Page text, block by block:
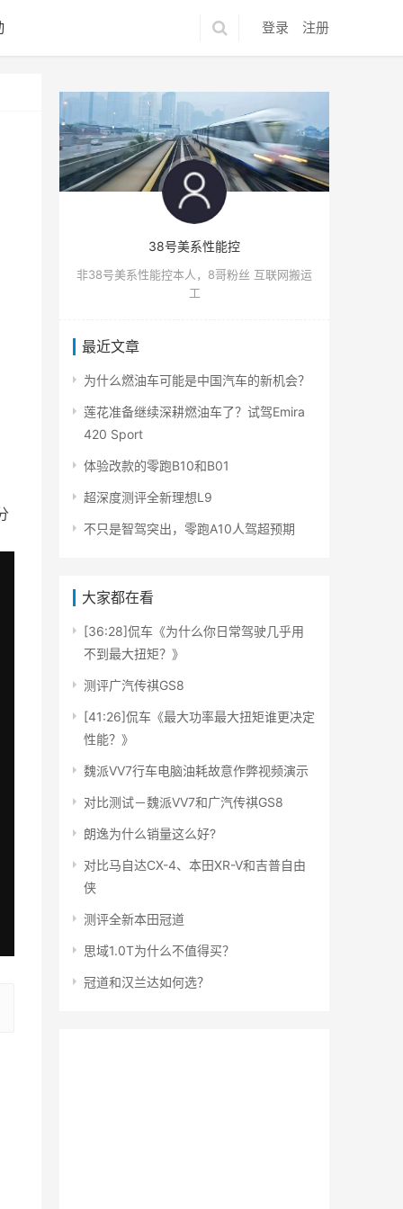
登录 注册
38号美系性能控
非38号美系性能控本人，8哥粉丝 互联网搬运
工
最近文章
为什么燃油车可能是中国汽车的新机会？
莲花准备继续深耕燃油车了？试驾Emira
420 Sport
体验改款的零跑B10和B01
超深度测评全新理想L9
不只是智驾突出，零跑A10人驾超预期
大家都在看
[36:28]侃车《为什么你日常驾驶几乎用
不到最大扭矩？》
测评广汽传祺GS8
[41:26]侃车《最大功率最大扭矩谁更决定
性能？》
魏派VV7行车电脑油耗故意作弊视频演示
对比测试－魏派VV7和广汽传祺GS8
朗逸为什么销量这么好?
对比马自达CX-4、本田XR-V和吉普自由
侠
测评全新本田冠道
思域1.0T为什么不值得买？
冠道和汉兰达如何选？